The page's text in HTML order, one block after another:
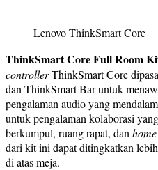
Lenovo ThinkSmart Core
ThinkSmart Core Full Room
controllerThinkSmart Core
dan ThinkSmart Bar untuk
pengalaman audio yang
untuk pengalaman kolaborasi
berkumpul, ruang rapat, dan
dari kit ini dapat ditingkatkan
di atas meja.